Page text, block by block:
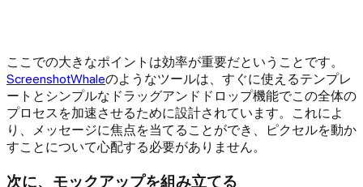
ここでの大きなポイントは効率が重要だということです。
ScreenshotWhaleのようなツールは、すぐに使えるテンプレ
ートとシンプルなドラッグアンドドロップ機能でこの全体の
プロセスを加速させるために設計されています。これによ
り、メッセージに焦点を当てることができ、ピクセルを動か
すことについて心配する必要がありません。
次に、モックアップを組み立てる